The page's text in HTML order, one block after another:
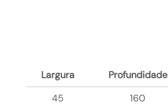
Largura Profundidade
45
160